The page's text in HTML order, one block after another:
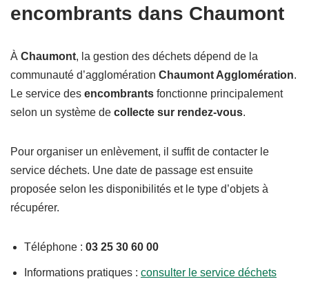
encombrants dans Chaumont
À Chaumont, la gestion des déchets dépend de la
communauté d’agglomération Chaumont Agglomération.
Le service des encombrants fonctionne principalement
selon un système de collecte sur rendez-vous.
Pour organiser un enlèvement, il suffit de contacter le
service déchets. Une date de passage est ensuite
proposée selon les disponibilités et le type d’objets à
récupérer.
Téléphone : 03 25 30 60 00
Informations pratiques : consulter le service déchets